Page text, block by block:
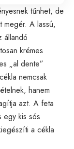
tűnhet, de
megér. A lassú,
állandó
krémes
„al dente”
nemcsak
hanem
azt. A feta
egy kis sós
a cékla